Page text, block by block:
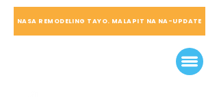
NASA REMODELING TAYO. MALAPIT NA NA-UPDATE